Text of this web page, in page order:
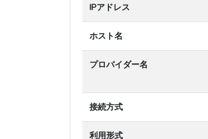
IPアドレス
ホスト名
プロバイダー名
接続方式
利用形式